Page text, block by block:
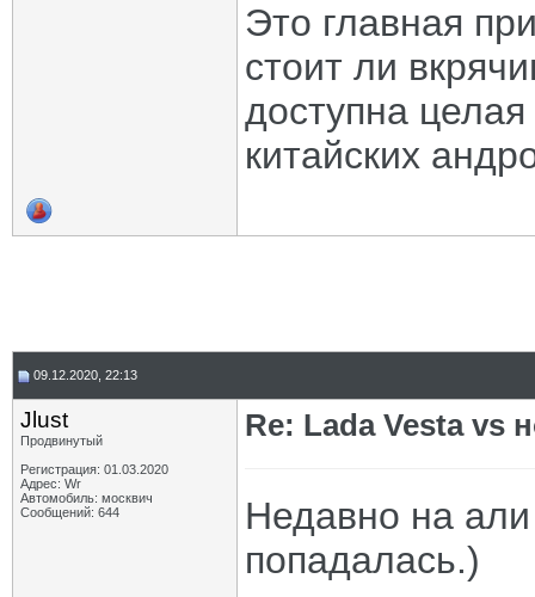
Это главная
стоит ли
доступна
китайских
09.12.2020, 22:13
Jlust
Продвинутый
Регистрация: 01.03.2020
Адрес: Wr
Автомобиль: москвич
Сообщений: 644
Re: Lada Vesta vs
Недавно на
попадалась.)